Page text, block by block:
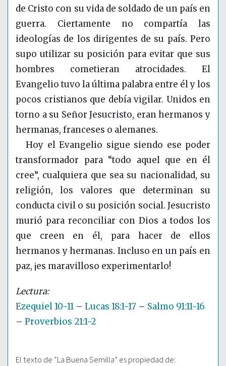
de Cristo con su vida de soldado de un país en
guerra. Ciertamente no compartía las
ideologías de los dirigentes de su país. Pero
supo utilizar su posición para evitar que sus
hombres cometieran atrocidades. El
Evangelio tuvo la última palabra entre él y los
pocos cristianos que debía vigilar. Unidos en
torno a su Señor Jesucristo, eran hermanos y
hermanas, franceses o alemanes.
Hoy el Evangelio sigue siendo ese poder
transformador para “todo aquel que en él
cree”, cualquiera que sea su nacionalidad, su
religión, los valores que determinan su
conducta civil o su posición social. Jesucristo
murió para reconciliar con Dios a todos los
que creen en él, para hacer de ellos
hermanos y hermanas. Incluso en un país en
paz, ¡es maravilloso experimentarlo!
Ezequiel 10-11 – Lucas 18:1-17 – Salmo 91:11-16
– Proverbios 21:1-2
El texto de “La Buena Semilla” es propiedad de: